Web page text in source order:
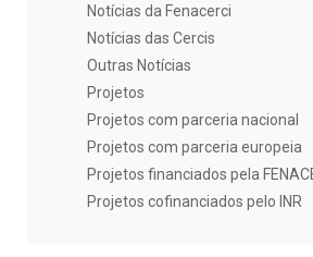
Notícias da Fenacerci
Notícias das Cercis
Outras Notícias
Projetos
Projetos com parceria nacional
Projetos com parceria europeia
Projetos financiados pela
Projetos cofinanciados pelo INR